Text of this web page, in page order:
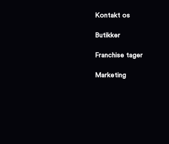
Kontakt os
Butikker
Franchise tager
Marketing